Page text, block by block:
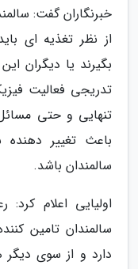
خبرنگاران گفت:
از نظر تغذیه ای
بگیرند یا دیگران
تدریجی فعالیت
تنهایی و حتی
باعث تغییر
سالمندان باشد.
اولیایی اعلام
سالمندان تامین
دارد و از سوی